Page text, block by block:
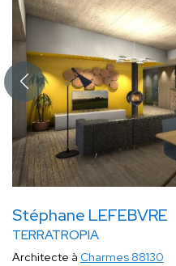
Stéphane LEFEBVRE
TERRATROPIA
Architecte à Charmes 88130